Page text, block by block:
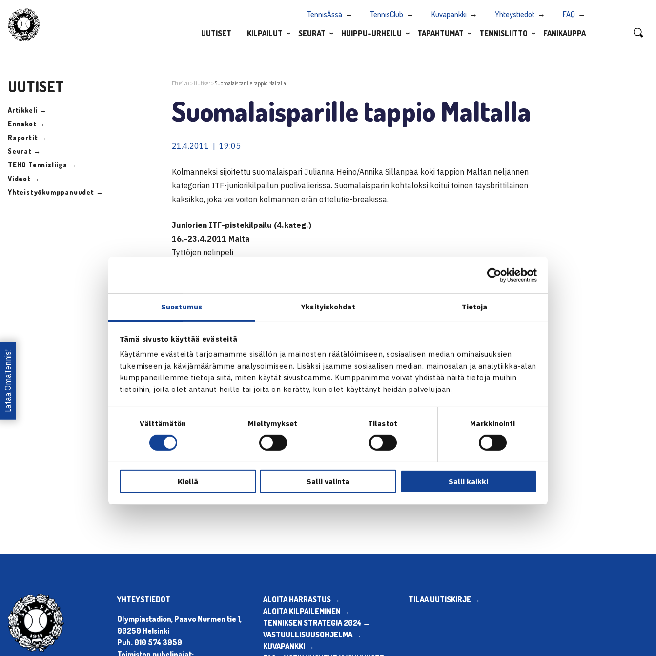
Suostumus Yksityiskohdat Tietoja
Tämä sivusto käyttää evästeitä
Käytämme evästeitä tarjoamamme sisällön ja mainosten räätälöimiseen, sosiaalisen median ominaisuuksien
tukemiseen ja kävijämäärämme analysoimiseen. Lisäksi jaamme sosiaalisen median, mainosalan ja analytiikka-alan
kumppaneillemme tietoja siitä, miten käytät sivustoamme. Kumppanimme voivat yhdistää näitä tietoja muihin
tietoihin, joita olet antanut heille tai joita on kerätty, kun olet käyttänyt heidän palvelujaan.
Välttämätön Mieltymykset Tilastot Markkinointi
Kiellä Salli valinta Salli kaikki
TennisÄssä TennisClub Kuvapankki Yhteystiedot
FAQ
UUTISET
KILPAILUT SEURAT HUIPPU-URHEILU TAPAHTUMAT TENNISLIITTO FANIKAUPPA
UUTISET
Artikkeli →
Ennakot →
Raportit →
Seurat →
TEHO Tennisliiga →
Videot →
Yhteistyökumppanuudet →
Etusivu > Uutiset>Suomalaisparille tappio Maltalla
Suomalaisparille tappio Maltalla
21.4.2011 | 19:05
Kolmanneksi sijoitettu suomalaispari Julianna Heino/Annika Sillanpää koki tappion Maltan neljännen
kategorian ITF-juniorikilpailun puolivälierissä. Suomalaisparin kohtaloksi koitui toinen täysbrittiläinen
kaksikko, joka vei voiton kolmannen erän ottelutie-breakissa.
Juniorien ITF-pistekilpailu (4.kateg.)
16.-23.4.2011 Malta
Tyttöjen nelinpeli
Puolivälieriä: Mariella Blackwell/Natalie Syme Britannia – Annika Sillanpää/Julianna Heino 62 67(6)
Junioreiden Maltan ITF-kilpailu verkossa
Annika Sillanpää
Jaa:
← Edellinen Seuraava uutinen: Pöllänen ulos jatkokierroksilta… →
Lataa OmaTennis!
YHTEYSTIEDOT
Olympiastadion, Paavo Nurmen tie 1,
00250 Helsinki
Puh. 010 574 3959
Toimiston puhelinajat:
ALOITA HARRASTUS →
ALOITA KILPAILEMINEN →
TENNIKSEN STRATEGIA 2024 →
VASTUULLISUUSOHJELMA →
KUVAPANKKI →
TILAA UUTISKIRJE →